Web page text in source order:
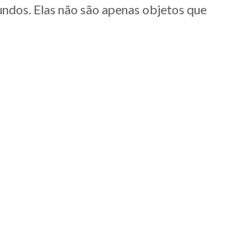
Elas não são apenas objetos que